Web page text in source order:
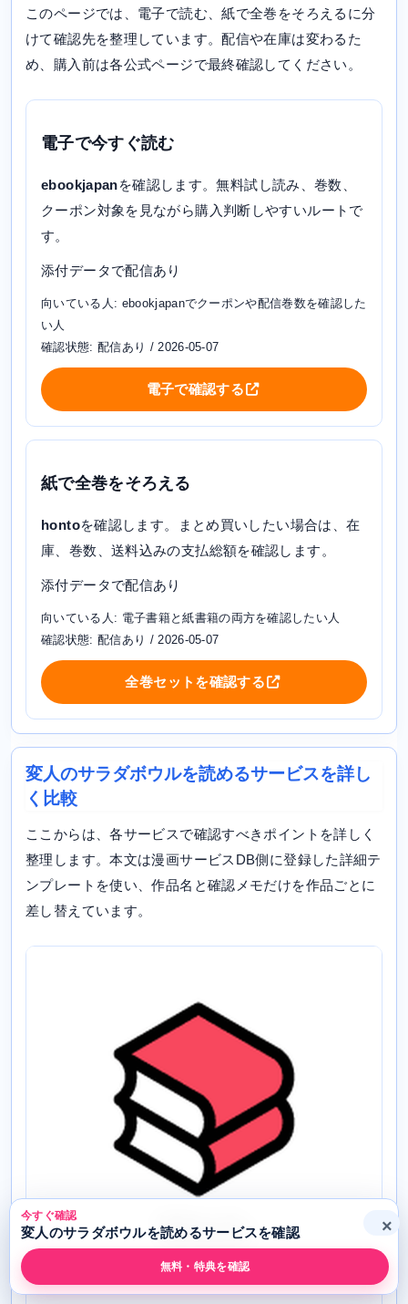
このページでは、電子で読む、紙で全巻をそろえるに分
けて確認先を整理しています。配信や在庫は変わるた
め、購入前は各公式ページで最終確認してください。
電子で今すぐ読む
ebookjapanを確認します。無料試し読み、巻数、
クーポン対象を見ながら購入判断しやすいルートで
す。
添付データで配信あり
向いている人: ebookjapanでクーポンや配信巻数を確認した
い人
確認状態: 配信あり / 2026-05-07
電子で確認する
紙で全巻をそろえる
hontoを確認します。まとめ買いしたい場合は、在
庫、巻数、送料込みの支払総額を確認します。
添付データで配信あり
向いている人: 電子書籍と紙書籍の両方を確認したい人
確認状態: 配信あり / 2026-05-07
全巻セットを確認する
変人のサラダボウルを読めるサービスを詳し
く比較
ここからは、各サービスで確認すべきポイントを詳しく
整理します。本文は漫画サービスDB側に登録した詳細テ
ンプレートを使い、作品名と確認メモだけを作品ごとに
差し替えています。
今すぐ確認
変人のサラダボウルを読めるサービスを確認
無料・特典を確認
×